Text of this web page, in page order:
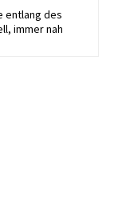
entlang des
immer nah